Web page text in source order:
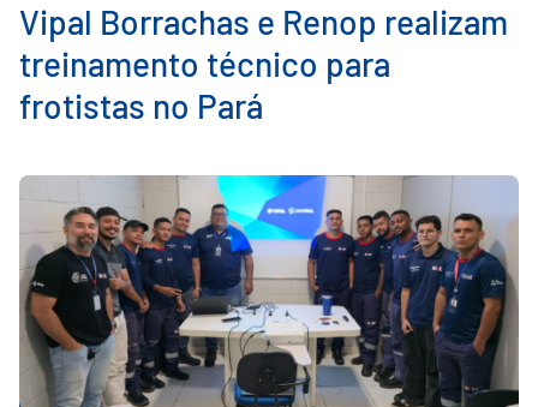
Vipal Borrachas e Renop realizam
treinamento técnico para
frotistas no Pará